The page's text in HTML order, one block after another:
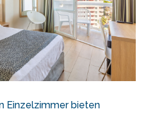
Einzelzimmer bieten